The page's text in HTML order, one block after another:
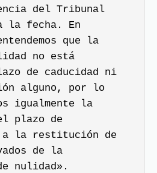
del Tribunal
la fecha. En
que la
no está
de caducidad ni
alguno, por lo
igualmente la
plazo de
a la restitución de
de la
nulidad».